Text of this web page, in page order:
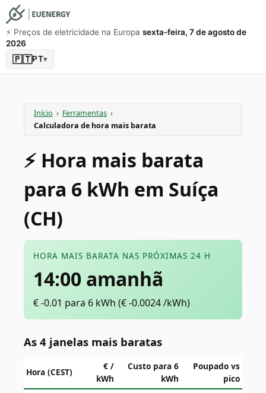
⚡️ Preços de eletricidade na Europa sexta-feira, 7 de agosto de
2026
🇵🇹PT▾
Início › Ferramentas ›
Calculadora de hora mais barata
⚡️ Hora mais barata
para 6 kWh em Suíça
(CH)
HORA MAIS BARATA NAS PRÓXIMAS 24 H
14:00 amanhã
€-0.01 para 6 kWh (€-0.0024/kWh)
As 4 janelas mais baratas
Hora (CEST)
€ /
kWh
Custo para 6
kWh
Poupado vs
pico